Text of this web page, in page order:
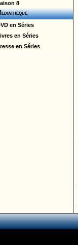
8
en Séries
en Séries
en Séries